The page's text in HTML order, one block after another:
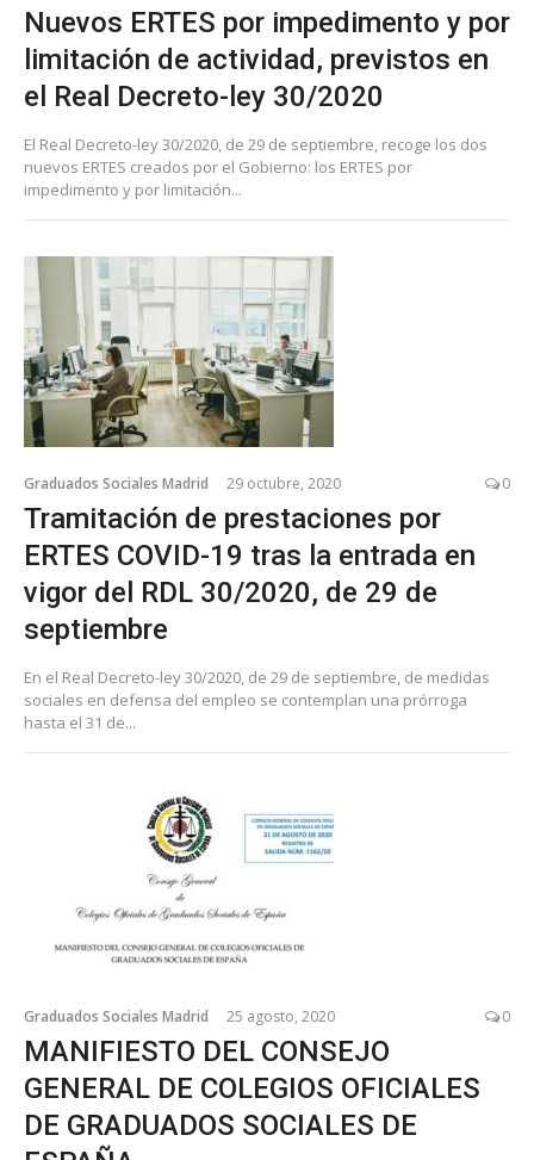
Nuevos ERTES por impedimento y por
limitación de actividad, previstos en
el Real Decreto-ley 30/2020
El Real Decreto-ley 30/2020, de 29 de septiembre, recoge los dos
nuevos ERTES creados por el Gobierno: los ERTES por
impedimento y por limitación...
Graduados Sociales Madrid 29 octubre, 2020 0
Tramitación de prestaciones por
ERTES COVID-19 tras la entrada en
vigor del RDL 30/2020, de 29 de
septiembre
En el Real Decreto-ley 30/2020, de 29 de septiembre, de medidas
sociales en defensa del empleo se contemplan una prórroga
hasta el 31 de...
Graduados Sociales Madrid 25 agosto, 2020 0
MANIFIESTO DEL CONSEJO
GENERAL DE COLEGIOS OFICIALES
DE GRADUADOS SOCIALES DE